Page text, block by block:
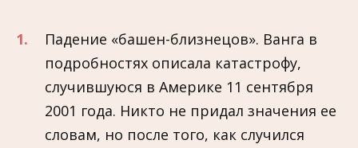
Падение «башен-близнецов». Ванга в
подробностях описала катастрофу,
случившуюся в Америке 11 сентября
2001 года. Никто не придал значения ее
словам, но после того, как случился